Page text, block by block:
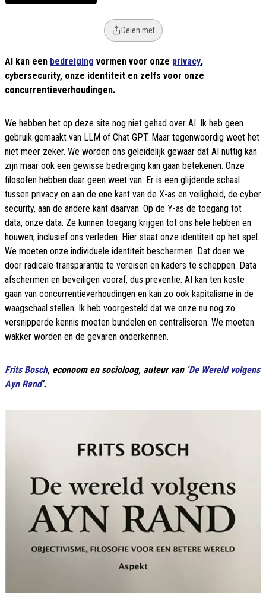
Delen met
AI kan een bedreiging vormen voor onze privacy,
cybersecurity, onze identiteit en zelfs voor onze
concurrentieverhoudingen.
We hebben het op deze site nog niet gehad over AI. Ik heb geen
gebruik gemaakt van LLM of Chat GPT. Maar tegenwoordig weet het
niet meer zeker. We worden ons geleidelijk gewaar dat AI nuttig kan
zijn maar ook een gewisse bedreiging kan gaan betekenen. Onze
filosofen hebben daar geen weet van. Er is een glijdende schaal
tussen privacy en aan de ene kant van de X-as en veiligheid, de cyber
security, aan de andere kant daarvan. Op de Y-as de toegang tot
data, onze data. Ze kunnen toegang krijgen tot ons hele hebben en
houwen, inclusief ons verleden. Hier staat onze identiteit op het spel.
We moeten onze individuele identiteit beschermen. Dat doen we
door radicale transparantie te vereisen en kaders te scheppen. Data
afschermen en beveiligen vooraf, dus preventie. AI kan ten koste
gaan van concurrentieverhoudingen en kan zo ook kapitalisme in de
waagschaal stellen. Ik heb voorgesteld dat we onze nu nog zo
versnipperde kennis moeten bundelen en centraliseren. We moeten
wakker worden en de gevaren onderkennen.
Frits Bosch, econoom en socioloog, auteur van ‘De Wereld volgens
Ayn Rand'.